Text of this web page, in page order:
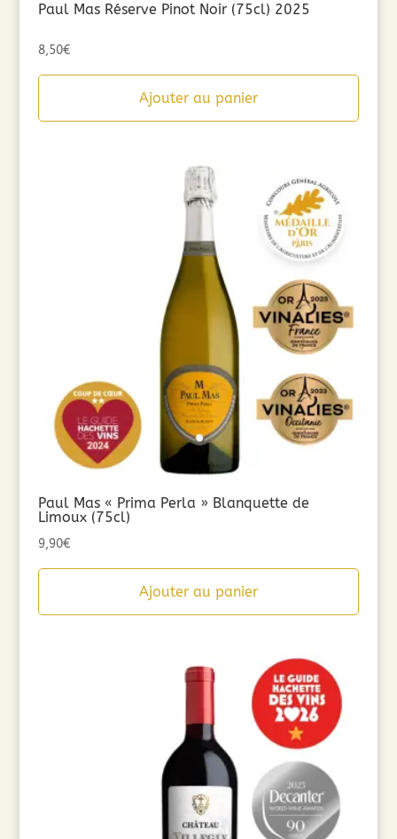
Paul Mas Réserve Pinot Noir (75cl) 2025
8,50€
Ajouter au panier
Paul Mas « Prima Perla » Blanquette de
Limoux (75cl)
9,90€
Ajouter au panier